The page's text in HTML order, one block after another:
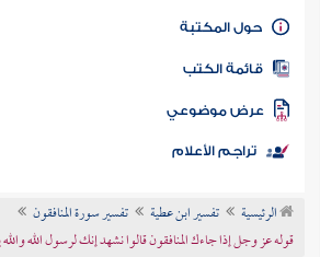
كتاب الأمة
المكتبة
الكتب
موضوعي
تراجم الأعلام
الرئيسية تفسير ابن عطية
تفسير سورة المنافقون
قوله عز وجل إذا جاءك المنافقون قالوا نشهد إنك لرسول الله